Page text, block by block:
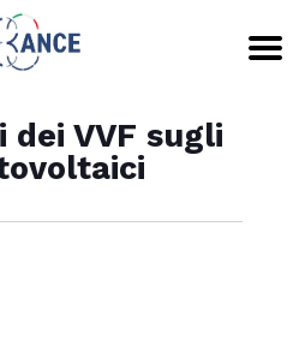
dei VVF sugli